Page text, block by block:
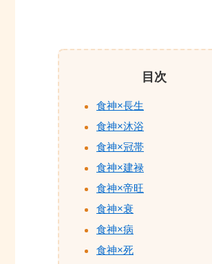
目次
食神×長生
食神×沐浴
食神×冠帯
食神×建禄
食神×帝旺
食神×衰
食神×病
食神×死